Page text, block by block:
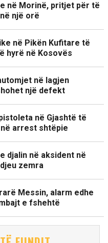
në Morinë, pritjet për të
një orë
në Pikën Kufitare të
hyrë në Kosovës
në lagjen
një defekt
në Gjashtë të
arrest shtëpie
djalin në aksident në
zemra
Messin, alarm edhe
e fshehtë